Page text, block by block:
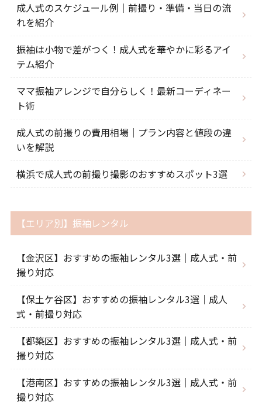
成人式のスケジュール例｜前撮り・準備・当日の流
れを紹介
振袖は小物で差がつく！成人式を華やかに彩るアイ
テム紹介
ママ振袖アレンジで自分らしく！最新コーディネー
ト術
成人式の前撮りの費用相場｜プラン内容と値段の違
いを解説
横浜で成人式の前撮り撮影のおすすめスポット3選
【エリア別】振袖レンタル
【金沢区】おすすめの振袖レンタル3選｜成人式・前
撮り対応
【保土ケ谷区】おすすめの振袖レンタル3選｜成人
式・前撮り対応
【都築区】おすすめの振袖レンタル3選｜成人式・前
撮り対応
【港南区】おすすめの振袖レンタル3選｜成人式・前
撮り対応